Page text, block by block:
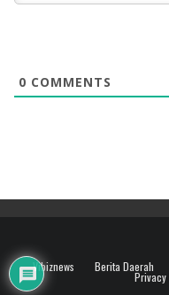
0 COMMENTS
Vibiznews Berita Daerah